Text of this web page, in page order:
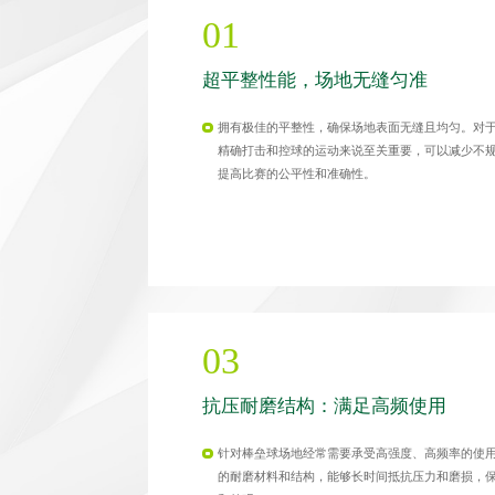
01
超平整性能，场地无缝匀准
拥有极佳的平整性，确保场地表面无缝且均匀。对
精确打击和控球的运动来说至关重要，可以减少不
提高比赛的公平性和准确性。
03
抗压耐磨结构：满足高频使用
针对棒垒球场地经常需要承受高强度、高频率的使
的耐磨材料和结构，能够长时间抵抗压力和磨损，